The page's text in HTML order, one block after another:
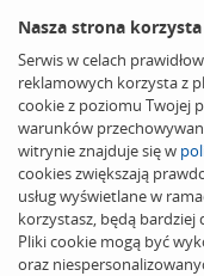
Nasza strona
Serwis w celach
reklamowych korzysta z
cookie z poziomu Twojej
warunków
witrynie znajduje się w
cookies zwiększają
usług wyświetlane w
korzystasz, będą
Pliki cookie mogą być
oraz